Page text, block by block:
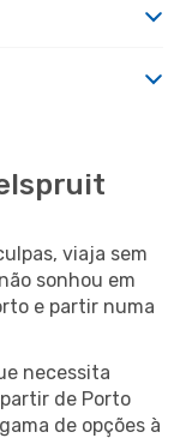
viaja sem
sonhou em
e partir numa
necessita
de Porto
de opções à